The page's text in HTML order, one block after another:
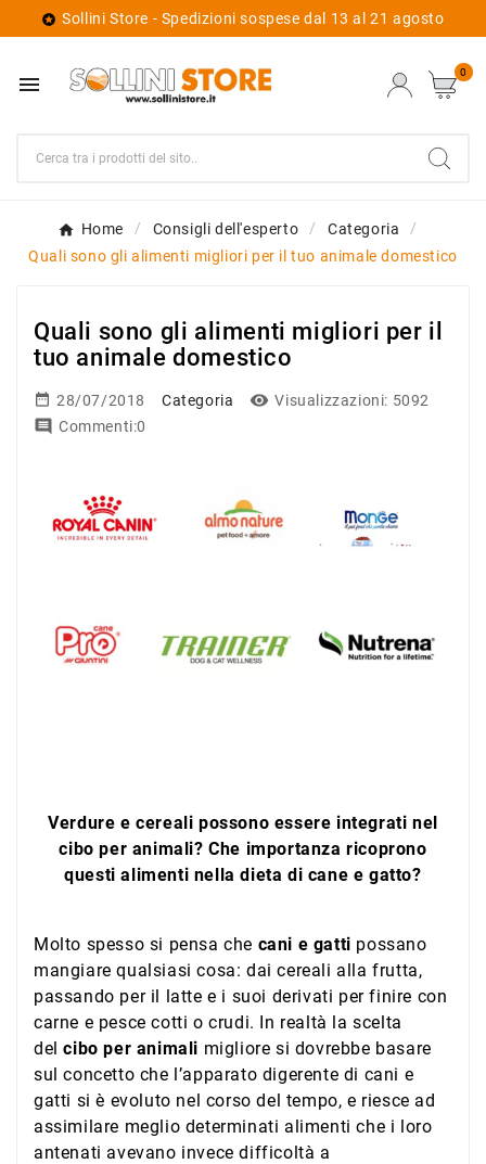
 Sollini Store - Spedizioni sospese dal 13 al 21 agosto
 0
Home Consigli dell'esperto
Categoria
Quali sono gli alimenti migliori per il tuo animale domestico
Quali sono gli alimenti migliori per il
tuo animale domestico
 28/07/2018 Categoria  Visualizzazioni: 5092
 Commenti:0
Verdure e cereali possono essere integrati nel
cibo per animali? Che importanza ricoprono
questi alimenti nella dieta di cane e gatto?
Molto spesso si pensa che cani e gatti possano
mangiare qualsiasi cosa: dai cereali alla frutta,
passando per il latte e i suoi derivati per finire con
carne e pesce cotti o crudi. In realtà la scelta
delcibo per animali migliore si dovrebbe basare
sul concetto che l’apparato digerente di cani e
gatti si è evoluto nel corso del tempo, e riesce ad
assimilare meglio determinati alimenti che i loro
antenati avevano invece difficoltà a